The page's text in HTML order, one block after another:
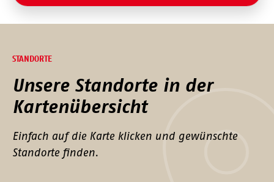
STANDORTE
Unsere Standorte in der
Kartenübersicht
Einfach auf die Karte klicken und gewünschte
Standorte finden.